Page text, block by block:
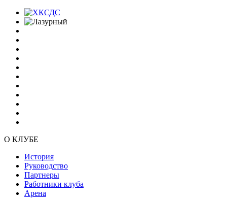
О КЛУБЕ
История
Руководство
Партнеры
Работники клуба
Арена